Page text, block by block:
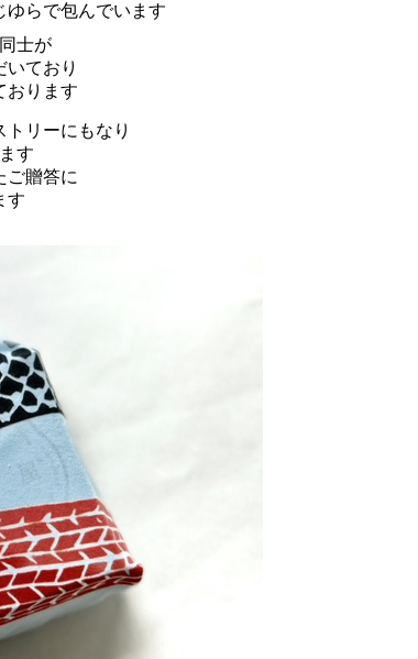
ゆらで包んでいます
士が
ており
おります
リーにもなり
す
ご贈答に
す